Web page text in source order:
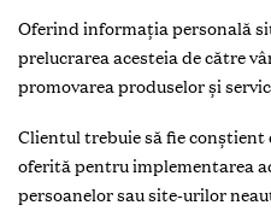
Oferind informația personală
prelucrarea acesteia de către
promovarea produselor și
Clientul trebuie să fie
oferită pentru implementarea
persoanelor sau site-urilor